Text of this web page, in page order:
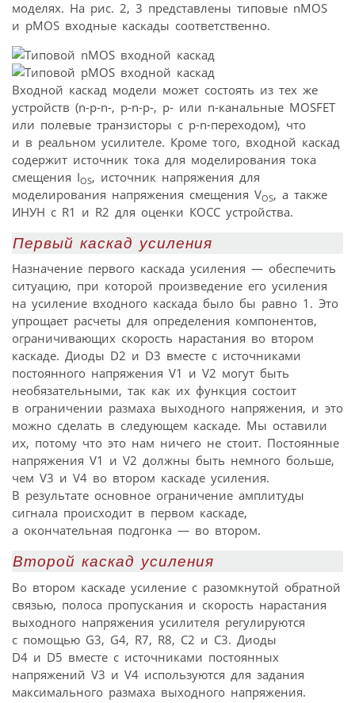
моделях. На рис. 2, 3 представлены типовые nMOS
и pMOS входные каскады соответственно.
Входной каскад модели может состоять из тех же
устройств (n-p-n-, p-n-p-, p- или n-канальные MOSFET
или полевые транзисторы с p-n-переходом), что
и в реальном усилителе. Кроме того, входной каскад
содержит источник тока для моделирования тока
смещения IOS, источник напряжения для
моделирования напряжения смещения VOS, а также
ИНУН с R1 и R2 для оценки КОСС устройства.
Первый каскад усиления
Назначение первого каскада усиления — обеспечить
ситуацию, при которой произведение его усиления
на усиление входного каскада было бы равно 1. Это
упрощает расчеты для определения компонентов,
ограничивающих скорость нарастания во втором
каскаде. Диоды D2 и D3 вместе с источниками
постоянного напряжения V1 и V2 могут быть
необязательными, так как их функция состоит
в ограничении размаха выходного напряжения, и это
можно сделать в следующем каскаде. Мы оставили
их, потому что это нам ничего не стоит. Постоянные
напряжения V1 и V2 должны быть немного больше,
чем V3 и V4 во втором каскаде усиления.
В результате основное ограничение амплитуды
сигнала происходит в первом каскаде,
а окончательная подгонка — во втором.
Второй каскад усиления
Во втором каскаде усиление с разомкнутой обратной
связью, полоса пропускания и скорость нарастания
выходного напряжения усилителя регулируются
с помощью G3, G4, R7, R8, C2 и C3. Диоды
D4 и D5 вместе с источниками постоянных
напряжений V3 и V4 используются для задания
максимального размаха выходного напряжения.